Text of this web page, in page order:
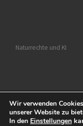
Naturrechte und KI
© 2026
Präsentiert von WP
Wir verwenden
unserer Website zu
In den Einstellungen